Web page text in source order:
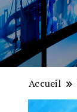
Accueil